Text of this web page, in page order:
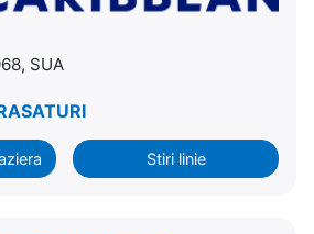
SUA
Stiri linie